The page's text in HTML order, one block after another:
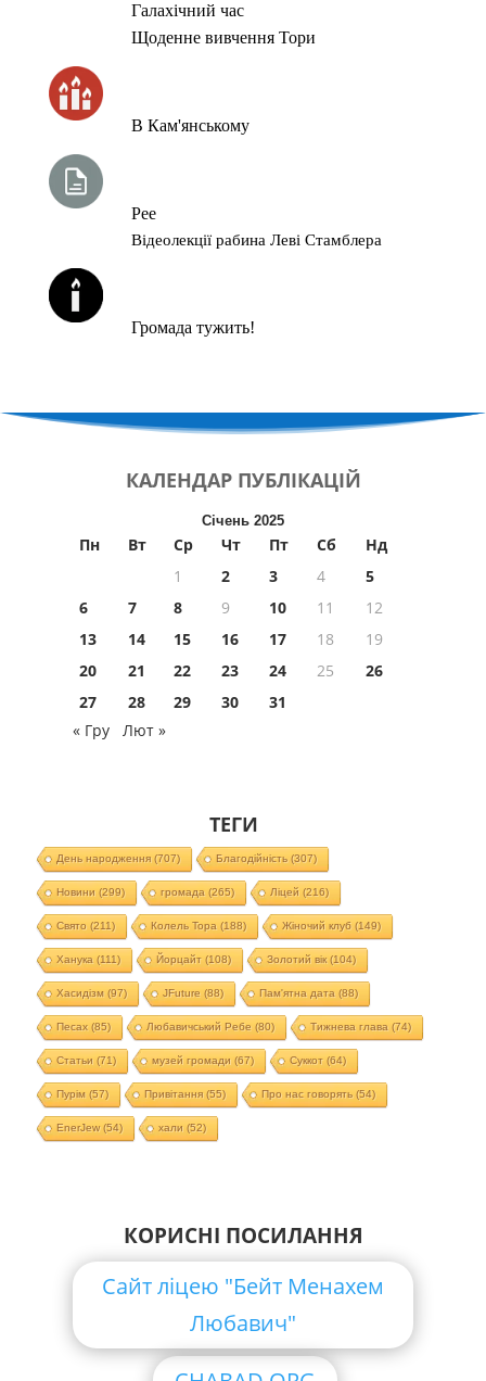
Галахічний час
Щоденне вивчення Тори
В Кам'янському
Рее
Відеолекції рабина Леві Стамблера
Громада тужить!
КАЛЕНДАР ПУБЛІКАЦІЙ
Січень 2025
Пн Вт Ср Чт Пт Сб
Нд
1
2 3 4
5
6
7 8 9 10 11
12
13
14 15 16 17 18
19
20
21 22 23 24 25
26
27
28 29 30
31
« Гру
Лют »
ТЕГИ
День народження(707) Благодійність (307)
Новини (299) громада (265) Ліцей (216)
Свято (211) Колель Тора (188) Жіночий клуб (149)
Ханука (111) Йорцайт (108) Золотий вік(104)
Хасидізм (97) JFuture (88) Пам'ятна дата (88)
Песах(85) Любавичський Ребе (80) Тижнева глава (74)
Статьи (71) музей громади (67) Суккот (64)
Пурім (57) Привітання(55) Про нас говорять (54)
EnerJew(54) хали (52)
КОРИСНІ ПОСИЛАННЯ
Сайт ліцею "Бейт Менахем
Любавич"